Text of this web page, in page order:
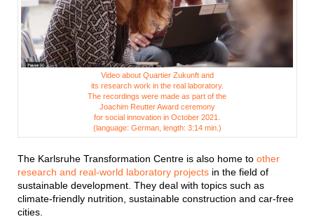
Video about Quartier Zukunft and
its research work in the real laboratory.
The recordings were made as part of the
Joachim Reutter Award ceremony
for social innovation in October 2021.
(language: German, length: 3:14 min.)
The Karlsruhe Transformation Centre is also home to other
research and real-world laboratory projectsin the field of
sustainable development. They deal with topics such as
climate-friendly nutrition, sustainable construction and car-free
cities.